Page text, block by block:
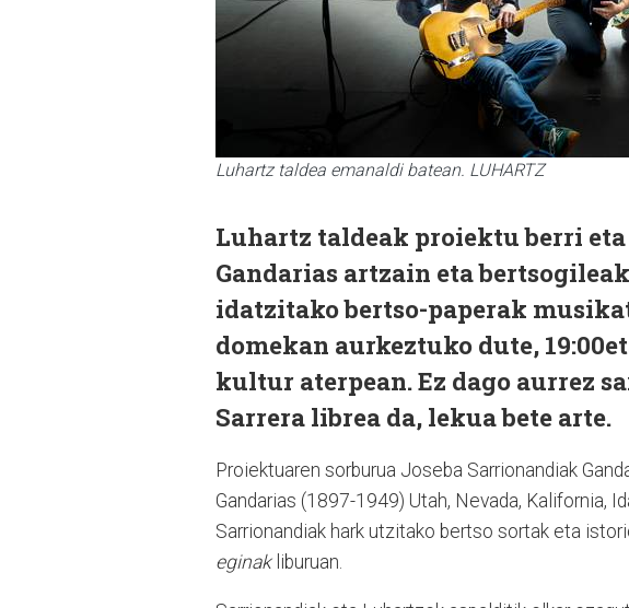
Luhartz taldea emanaldi batean. LUHARTZ
Luhartz taldeak proiektu berri eta
Gandarias artzain eta
idatzitako bertso-paperak
domekan aurkeztuko dute,
kultur aterpean. Ez dago aurrez
Sarrera librea da, lekua bete arte.
Proiektuaren sorburua Joseba Sarrionandiak
Gandarias (1897-1949) Utah, Nevada, Kalifornia,
Sarrionandiak hark utzitako bertso sortak eta
eginakliburuan.